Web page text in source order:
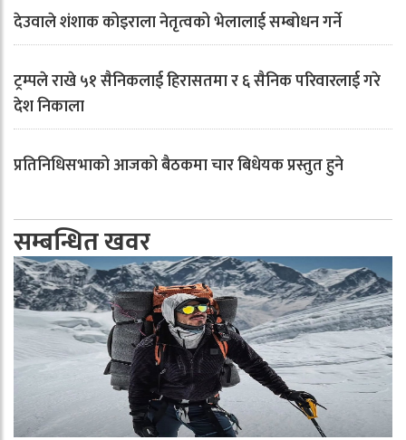
देउवाले शंशाक कोइराला नेतृत्वको भेलालाई सम्बोधन गर्ने
ट्रम्पले राखे ५१ सैनिकलाई हिरासतमा र ६ सैनिक परिवारलाई गरे
देश निकाला
प्रतिनिधिसभाको आजको बैठकमा चार बिधेयक प्रस्तुत हुने
सम्बन्धित खवर